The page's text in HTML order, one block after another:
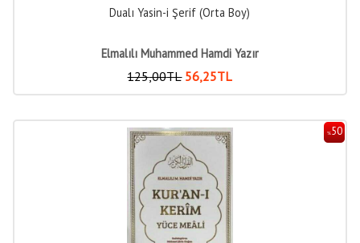
Dualı Yasin-i Şerif (Orta Boy)
Elmalılı Muhammed Hamdi Yazır
125,00TL 56,25TL
%50